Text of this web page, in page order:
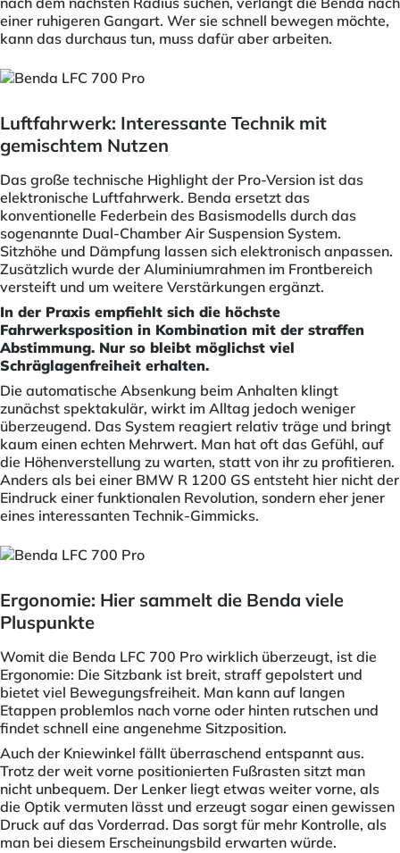
einer ruhigeren Gangart. Wer sie schnell bewegen möchte,
kann das durchaus tun, muss dafür aber arbeiten.
Luftfahrwerk: Interessante Technik mit
gemischtem Nutzen
Das große technische Highlight der Pro-Version ist das
elektronische Luftfahrwerk. Benda ersetzt das
konventionelle Federbein des Basismodells durch das
sogenannte Dual-Chamber Air Suspension System.
Sitzhöhe und Dämpfung lassen sich elektronisch anpassen.
Zusätzlich wurde der Aluminiumrahmen im Frontbereich
versteift und um weitere Verstärkungen ergänzt.
In der Praxis empfiehlt sich die höchste
Fahrwerksposition in Kombination mit der straffen
Abstimmung. Nur so bleibt möglichst viel
Schräglagenfreiheit erhalten.
Die automatische Absenkung beim Anhalten klingt
zunächst spektakulär, wirkt im Alltag jedoch weniger
überzeugend. Das System reagiert relativ träge und bringt
kaum einen echten Mehrwert. Man hat oft das Gefühl, auf
die Höhenverstellung zu warten, statt von ihr zu profitieren.
Anders als bei einer BMW R 1200 GS entsteht hier nicht der
Eindruck einer funktionalen Revolution, sondern eher jener
eines interessanten Technik-Gimmicks.
Ergonomie: Hier sammelt die Benda viele
Pluspunkte
Womit die Benda LFC 700 Pro wirklich überzeugt, ist die
Ergonomie: Die Sitzbank ist breit, straff gepolstert und
bietet viel Bewegungsfreiheit. Man kann auf langen
Etappen problemlos nach vorne oder hinten rutschen und
findet schnell eine angenehme Sitzposition.
Auch der Kniewinkel fällt überraschend entspannt aus.
Trotz der weit vorne positionierten Fußrasten sitzt man
nicht unbequem. Der Lenker liegt etwas weiter vorne, als
die Optik vermuten lässt und erzeugt sogar einen gewissen
Druck auf das Vorderrad. Das sorgt für mehr Kontrolle, als
man bei diesem Erscheinungsbild erwarten würde.